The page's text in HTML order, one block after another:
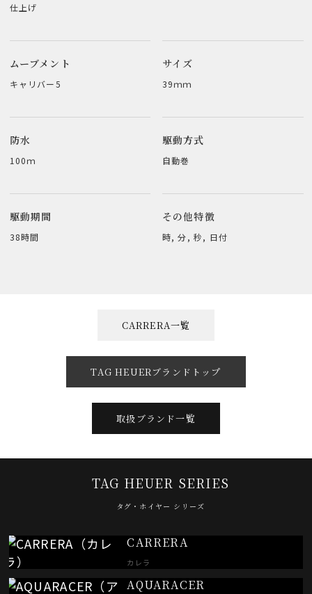
仕上げ
ムーブメント
キャリバー5
サイズ
39ｍｍ
防水
100ｍ
駆動方式
自動巻
駆動期間
38時間
その他特徴
時, 分, 秒, 日付
CARRERA一覧
TAG HEUERブランドトップ
取扱ブランド一覧
TAG HEUER SERIES
タグ・ホイヤー シリーズ
CARRERA
カレラ
AQUARACER